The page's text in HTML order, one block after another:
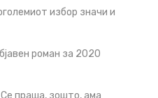
избор значи и
роман за 2020
Се праша, зошто, ама